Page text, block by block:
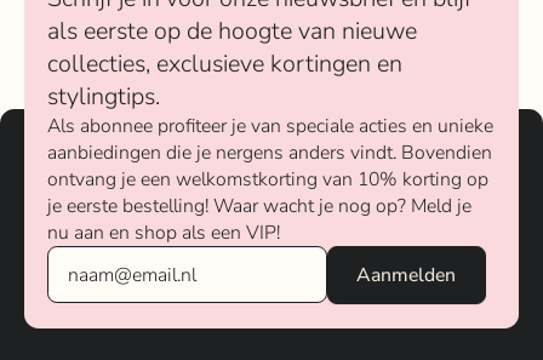
als eerste op de hoogte van nieuwe
collecties, exclusieve kortingen en
stylingtips.
Als abonnee profiteer je van speciale acties en unieke
aanbiedingen die je nergens anders vindt. Bovendien
ontvang je een welkomstkorting van 10% korting op
je eerste bestelling! Waar wacht je nog op? Meld je
nu aan en shop als een VIP!